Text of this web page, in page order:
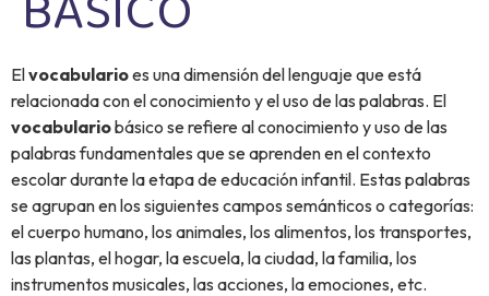
Elvocabularioes una dimensión del lenguaje que está
relacionada con el conocimiento y el uso de las palabras. El
vocabulariobásico se refiere al conocimiento y uso de las
palabras fundamentales que se aprenden en el contexto
escolar durante la etapa de educación infantil. Estas palabras
se agrupan en los siguientes campos semánticos o categorías:
el cuerpo humano, los animales, los alimentos, los transportes,
las plantas, el hogar, la escuela, la ciudad, la familia, los
instrumentos musicales, las acciones, la emociones, etc.